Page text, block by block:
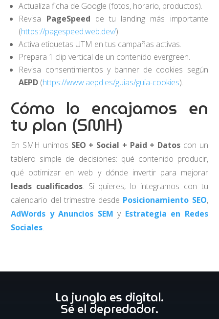
Actualiza ficha de Google (fotos, horario, productos).
Revisa PageSpeed de tu landing más importante
(https://pagespeed.web.dev/).
Activa etiquetas UTM en tus campañas activas.
Prepara 1 clip vertical de un contenido evergreen.
Revisa consentimientos y banner de cookies según
AEPD (https://www.aepd.es/guias/guia-cookies).
Cómo lo encajamos en
tu plan (SMH)
En SMH unimos SEO + Social + Paid + Datos con un
tablero simple de decisiones: qué contenido producir,
qué optimizar en web y dónde invertir para mejorar
leads cualificados. Si quieres, lo integramos con tu
calendario del trimestre desde Posicionamiento SEO,
AdWords y Anuncios SEM y Estrategia en Redes
Sociales.
La jungla es digital.
Sé el depredador.